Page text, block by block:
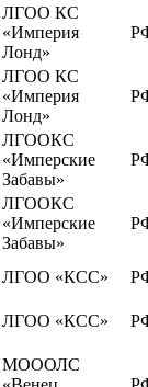
ЛГОО КС
«Империя
Лонд»
ЛГОО КС
«Империя
Лонд»
ЛГООКС
«Имперские
Забавы»
ЛГООКС
«Имперские
Забавы»
ЛГОО «КСС»
ЛГОО «КСС»
МОООЛС